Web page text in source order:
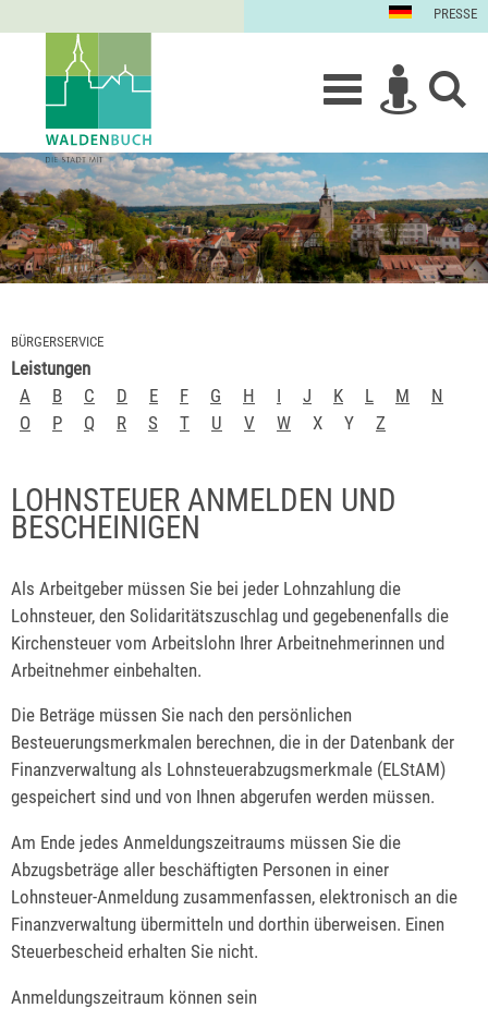
PRESSE
BÜRGERSERVICE
Leistungen
A
B C D E F G H I J K L M
N
O
P Q R S T U V W X Y Z
LOHNSTEUER ANMELDEN UND
BESCHEINIGEN
Als Arbeitgeber müssen Sie bei jeder Lohnzahlung die
Lohnsteuer, den Solidaritätszuschlag und gegebenenfalls die
Kirchensteuer vom Arbeitslohn Ihrer Arbeitnehmerinnen und
Arbeitnehmer einbehalten.
Die Beträge müssen Sie nach den persönlichen
Besteuerungsmerkmalen berechnen, die in der Datenbank der
Finanzverwaltung als Lohnsteuerabzugsmerkmale (ELStAM)
gespeichert sind und von Ihnen abgerufen werden müssen.
Am Ende jedes Anmeldungszeitraums müssen Sie die
Abzugsbeträge aller beschäftigten Personen in einer
Lohnsteuer-Anmeldung zusammenfassen, elektronisch an die
Finanzverwaltung übermitteln und dorthin überweisen. Einen
Steuerbescheid erhalten Sie nicht.
Anmeldungszeitraum können sein